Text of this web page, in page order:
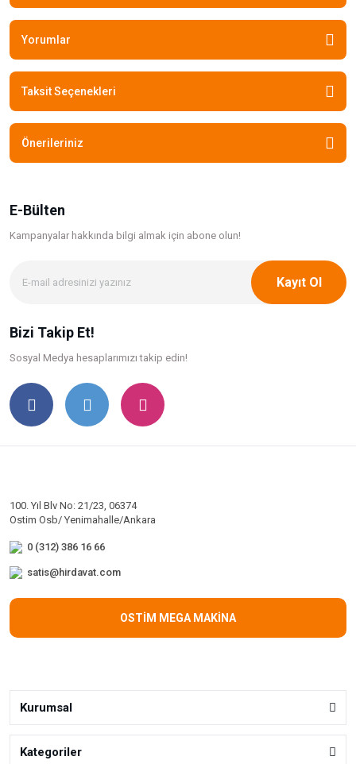
Yorumlar
Taksit Seçenekleri
Önerileriniz
E-Bülten
Kampanyalar hakkında bilgi almak için abone olun!
Kayıt Ol
Bizi Takip Et!
Sosyal Medya hesaplarımızı takip edin!
100. Yıl Blv No: 21/23, 06374
Ostim Osb/ Yenimahalle/Ankara
0 (312) 386 16 66
satis@hirdavat.com
OSTİM MEGA MAKİNA
Kurumsal
Kategoriler